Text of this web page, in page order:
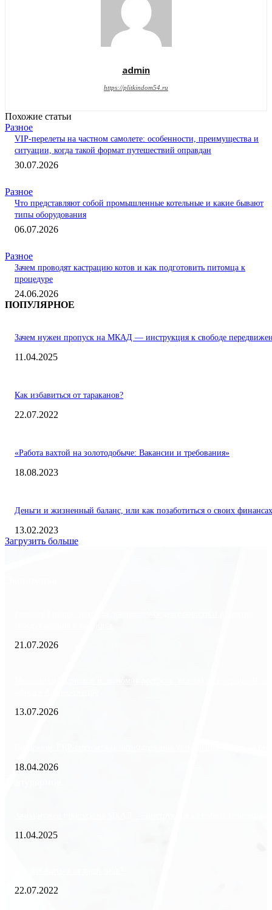
admin
https://plitkindom54.ru
Похожие статьи
Разное
VIP-перелеты на частном самолете: особенности, преимущества и
ситуации, когда такой формат путешествий оправдан
30.07.2026
Разное
Что представляют собой промышленные котельные и какие бывают
типы оборудования
06.07.2026
Разное
Зачем проводят кастрацию котов и как подготовить питомца к
процедуре
24.06.2026
ПОПУЛЯРНОЕ
Зачем нужен пропуск на МКАД — инструкция к свободе
11.04.2025
Как избавиться от тараканов?
22.07.2022
«Работа вахтой на золотодобыче: Вакансии и требования»
18.08.2023
Деньги и жизненный баланс, или как позаботиться о своих финансах
13.02.2023
Загрузить больше
21.07.2026
13.07.2026
18.04.2026
11.04.2025
22.07.2022